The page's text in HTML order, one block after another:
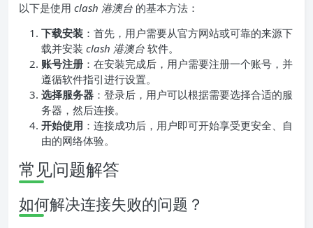
以下是使用 clash 港澳台 的基本方法：
下载安装 ：首先，用户需要从官方网站或可靠的来源下
载并安装 clash 港澳台 软件。
账号注册 ：在安装完成后，用户需要注册一个账号，并
遵循软件指引进行设置。
选择服务器 ：登录后，用户可以根据需要选择合适的服
务器，然后连接。
开始使用 ：连接成功后，用户即可开始享受更安全、自
由的网络体验。
常见问题解答
如何解决连接失败的问题？